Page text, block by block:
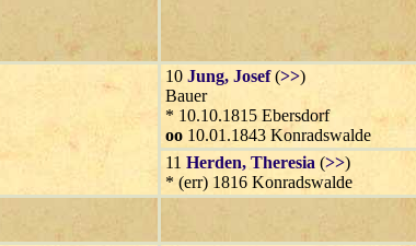
10 Jung, Josef(>>)
Bauer
* 10.10.1815 Ebersdorf
oo 10.01.1843 Konradswalde
11 Herden, Theresia (>>)
* (err) 1816 Konradswalde